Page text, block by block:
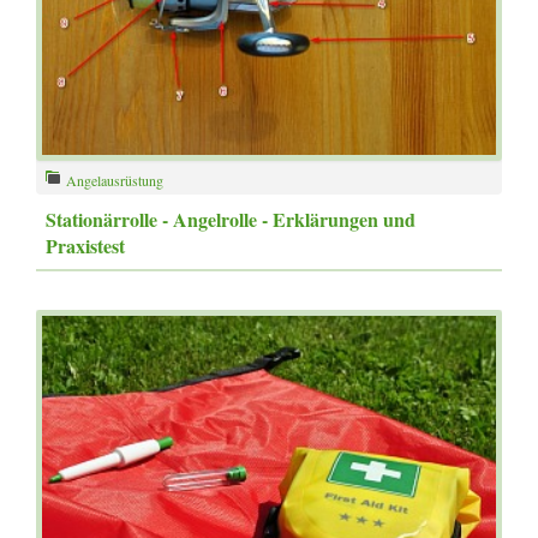
Angelausrüstung
Stationärrolle - Angelrolle - Erklärungen und
Praxistest